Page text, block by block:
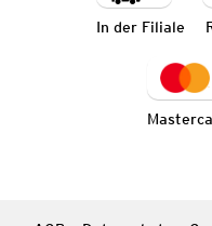
In der Filiale